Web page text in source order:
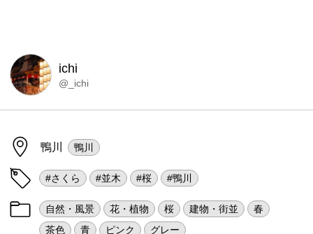
ichi
@_ichi
鴨川 鴨川
#さくら #並木 #桜 #鴨川
自然・風景 花・植物 桜 建物・街並
春
茶色
青 ピンク グレー